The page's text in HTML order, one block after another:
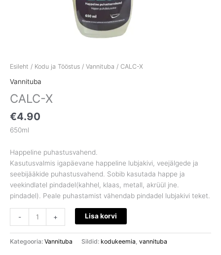
Esileht / Kodu ja Tööstus / Vannituba / CALC-X
Vannituba
CALC-X
€4.90
650ml
Happeline puhastusvahend.
Kasutusvalmis igapäevane happeline lubjakivi, veejälgede ja
seebijääkide puhastusvahend. Sobib kasutada happe ja
veekindlatel pindadel(kahhel, klaas, metall, akrüül jne.
pindadel). Peale puhastamist vähendab pindadel lubjakivi teket.
- + Lisa korvi
Kategooria: Vannituba Sildid: kodukeemia vannituba